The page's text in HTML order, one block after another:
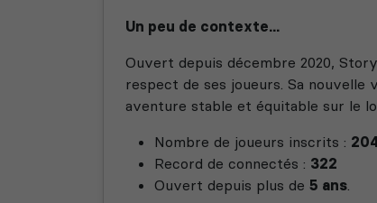
Un peu de contexte...
Ouvert depuis décembre 2020,
respect de ses joueurs. Sa nouvelle
aventure stable et équitable sur le
Nombre de joueurs inscrits :
Record de connectés : 322
Ouvert depuis plus de 5 ans